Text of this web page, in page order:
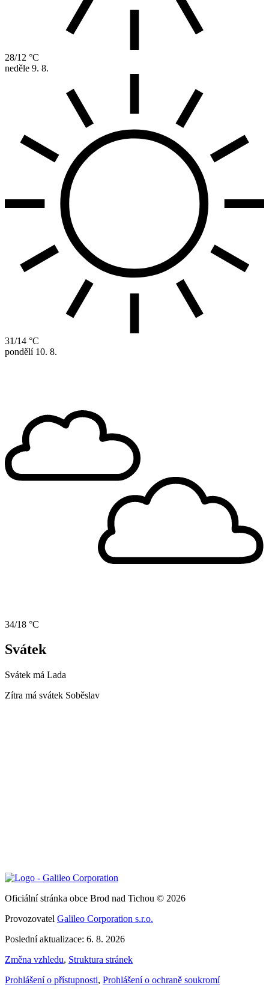
28/12 °C
neděle 9. 8.
31/14 °C
pondělí 10. 8.
34/18 °C
Svátek
Svátek má Lada
Zítra má svátek Soběslav
Oficiální stránka obce Brod nad Tichou © 2026
Provozovatel Galileo Corporation s.r.o.
Poslední aktualizace: 6. 8. 2026
Změna vzhledu, Struktura stránek
Prohlášení o přístupnosti, Prohlášení o ochraně soukromí